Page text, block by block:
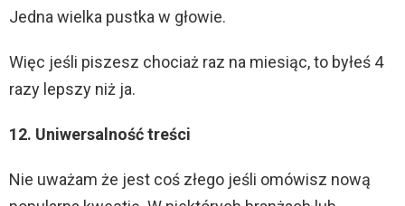
Jedna wielka pustka w głowie.
Więc jeśli piszesz chociaż raz na miesiąc, to byłeś 4
razy lepszy niż ja.
12. Uniwersalność treści
Nie uważam że jest coś złego jeśli omówisz nową